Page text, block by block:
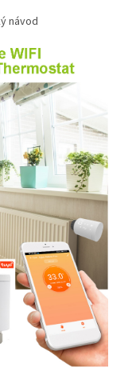
návod